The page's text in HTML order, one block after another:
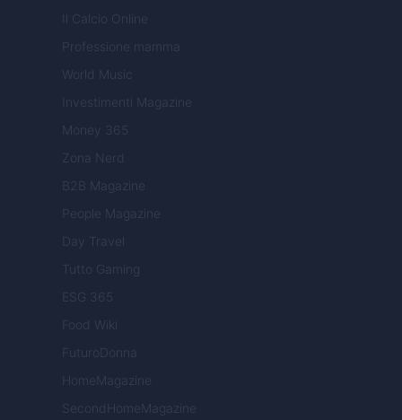
Il Calcio Online
Professione mamma
World Music
Investimenti Magazine
Money 365
Zona Nerd
B2B Magazine
People Magazine
Day Travel
Tutto Gaming
ESG 365
Food Wiki
FuturoDonna
HomeMagazine
SecondHomeMagazine